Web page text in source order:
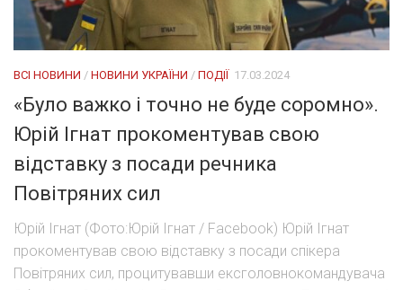
ВСІ НОВИНИ / НОВИНИ УКРАЇНИ / ПОДІЇ 17.03.2024
«Було важко і точно не буде соромно».
Юрій Ігнат прокоментував свою
відставку з посади речника
Повітряних сил
Юрій Ігнат (Фото:Юрій Ігнат / Facebook) Юрій Ігнат
прокоментував свою відставку з посади спікера
Повітряних сил, процитувавши ексголовнокомандувача